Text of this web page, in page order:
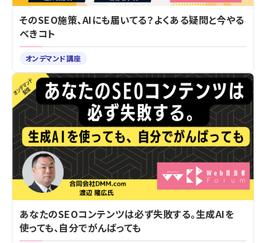
そのSEO施策、AIにも届いてる？よくある疑問と今やる
べきコト
オンデマンド講座
あなたのSEOコンテンツは必ず失敗する。生成AIを
使っても、自分でがんばっても